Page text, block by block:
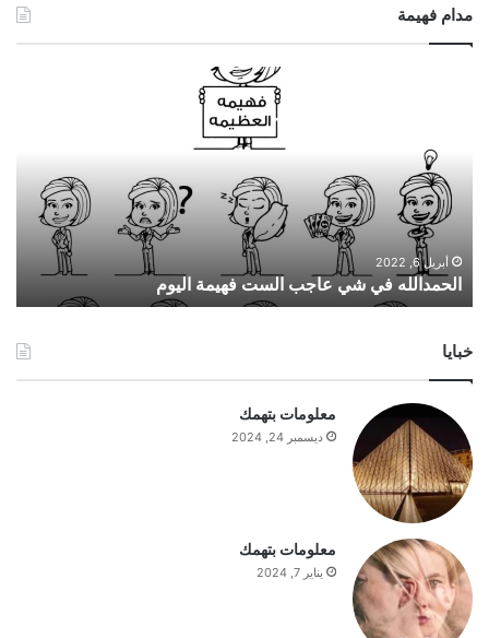
مدام فهيمة
ي
ي
ع
ب
ا
ل
ه
ي
م
أبريل 6, 2022
الحمدالله في شي عاجب الست فهيمة اليوم
خبايا
معلومات بتهمك
ديسمبر 24, 2024
معلومات بتهمك
يناير 7, 2024